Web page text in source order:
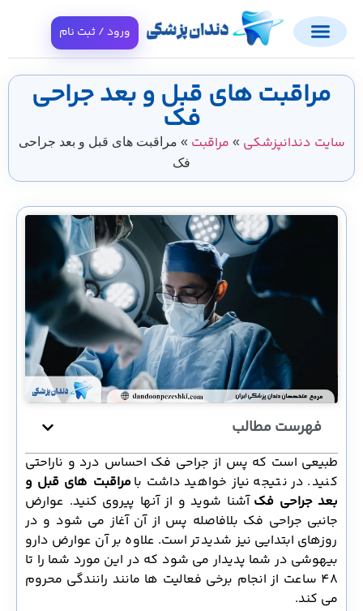
ورود / ثبت نام
مراقبت های قبل و بعد جراحی
فک
دندانپزشکی»مراقبت»مراقبت های قبل و بعد جراحی
فهرست مطالب
طبیعی است که پس از جراحی فک احساس درد و ناراحتی
کنید. در نتیجه نیاز خواهید داشت بامراقبت های قبل و
بعد جراحی فکآشنا شوید و از آنها پیروی کنید. عوارض
جانبی جراحی فک بلافاصله پس از آن آغاز می شود و در
روزهای ابتدایی نیز شدیدتر است. علاوه بر آن عوارض دارو
بیهوشی در شما پدیدار می شود که در این مورد شما را تا
48 ساعت از انجام برخی فعالیت ها مانند رانندگی محروم
می کند.